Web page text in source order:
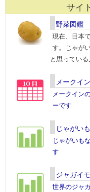
サイ
野菜図鑑
現在、日本
す。じゃが
と思ってい
メークイ
メークイン
ーです
じゃがい
じゃがいも
す
ジャガイ
世界のジャ